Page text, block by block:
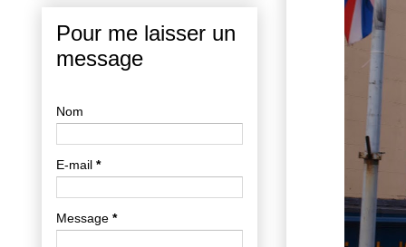
Pour me laisser un
message
Nom
E-mail *
Message *